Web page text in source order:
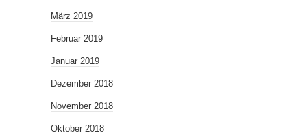
März 2019
Februar 2019
Januar 2019
Dezember 2018
November 2018
Oktober 2018